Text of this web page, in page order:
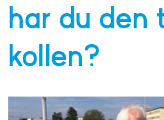
har du den
kollen?